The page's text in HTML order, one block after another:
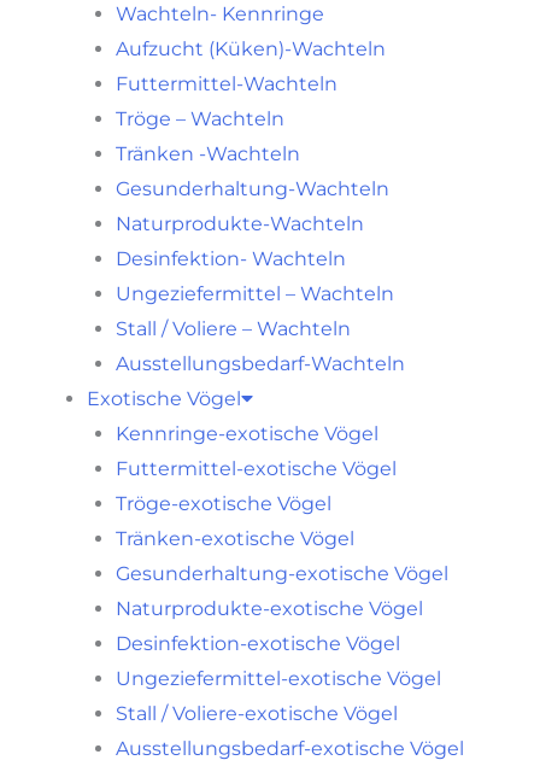
Wachteln- Kennringe
Aufzucht (Küken)-Wachteln
Futtermittel-Wachteln
Tröge – Wachteln
Tränken -Wachteln
Gesunderhaltung-Wachteln
Naturprodukte-Wachteln
Desinfektion- Wachteln
Ungeziefermittel – Wachteln
Stall / Voliere – Wachteln
Ausstellungsbedarf-Wachteln
Exotische Vögel
Kennringe-exotische Vögel
Futtermittel-exotische Vögel
Tröge-exotische Vögel
Tränken-exotische Vögel
Gesunderhaltung-exotische Vögel
Naturprodukte-exotische Vögel
Desinfektion-exotische Vögel
Ungeziefermittel-exotische Vögel
Stall / Voliere-exotische Vögel
Ausstellungsbedarf-exotische Vögel